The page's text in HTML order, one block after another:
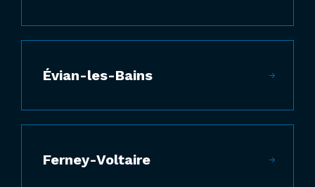
Évian-les-Bains
Ferney-Voltaire